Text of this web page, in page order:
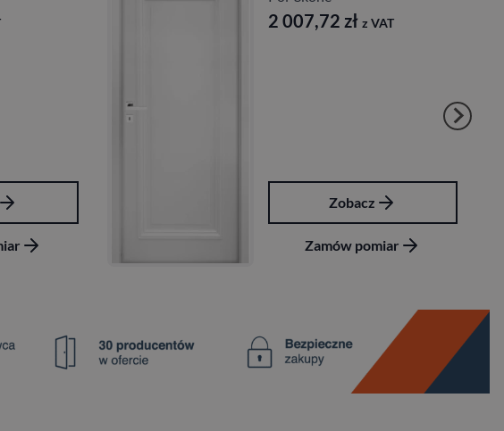
2 007,72 zł z VAT
Zobacz
Zamów pomiar